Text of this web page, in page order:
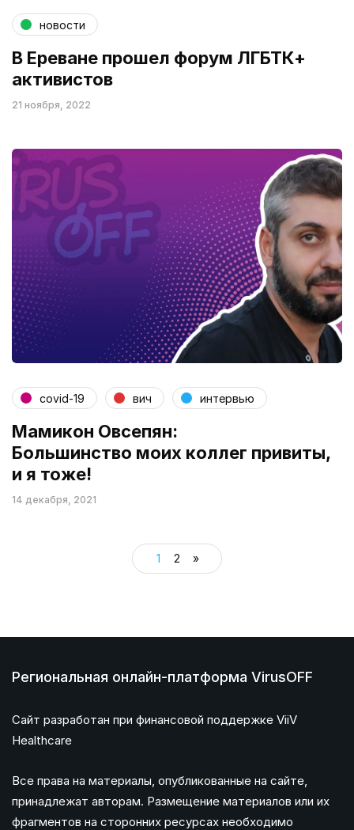
новости
В Ереване прошел форум ЛГБТК+
активистов
21 ноября, 2022
covid-19 вич интервью
Мамикон Овсепян:
Большинство моих коллег привиты,
и я тоже!
14 декабря, 2021
1 2 »
Региональная онлайн-платформа VirusOFF
Сайт разработан при финансовой поддержке ViiV
Healthcare
Все права на материалы, опубликованные на сайте,
принадлежат авторам. Размещение материалов или их
фрагментов на сторонних ресурсах необходимо